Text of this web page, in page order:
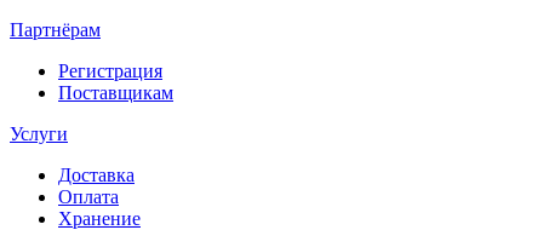
Партнёрам
Регистрация
Поставщикам
Услуги
Доставка
Оплата
Хранение